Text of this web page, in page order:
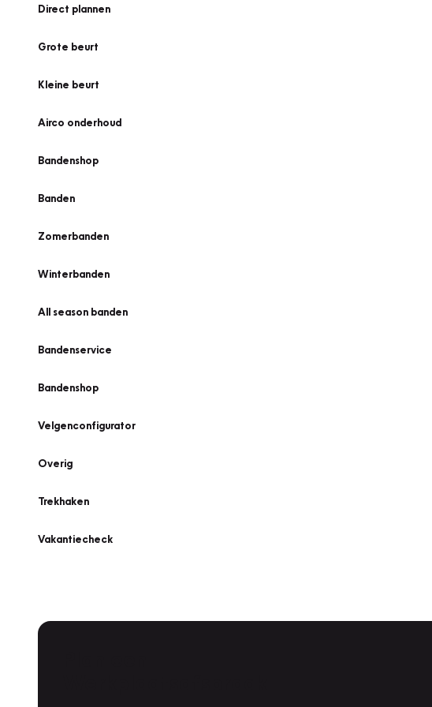
Direct plannen
Grote beurt
Kleine beurt
Airco onderhoud
Bandenshop
Banden
Zomerbanden
Winterbanden
All season banden
Bandenservice
Bandenshop
Velgenconfigurator
Overig
Trekhaken
Vakantiecheck